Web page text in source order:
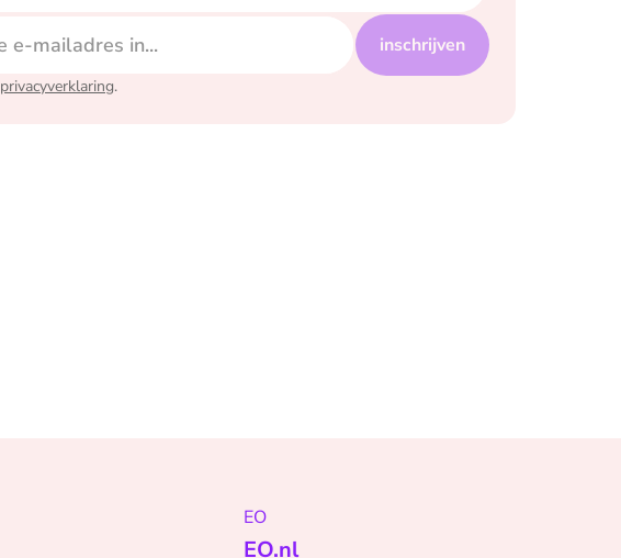
inschrijven
privacyverklaring.
EO
EO.nl